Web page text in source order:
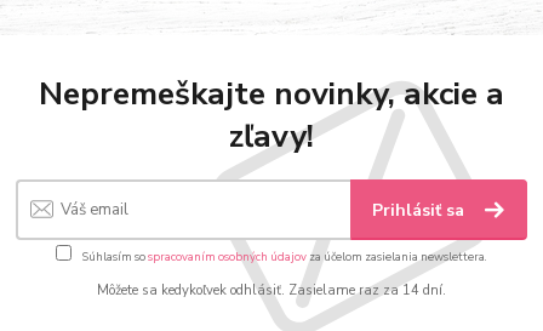
Nepremeškajte novinky, akcie a
zľavy!
Prihlásiť sa
Súhlasím sospracovaním osobných údajov za účelom zasielania newslettera.
Môžete sa kedykoľvek odhlásiť. Zasielame raz za 14 dní.